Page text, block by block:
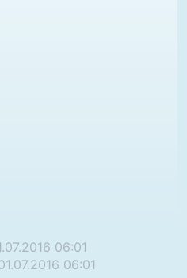
06:01
06:01